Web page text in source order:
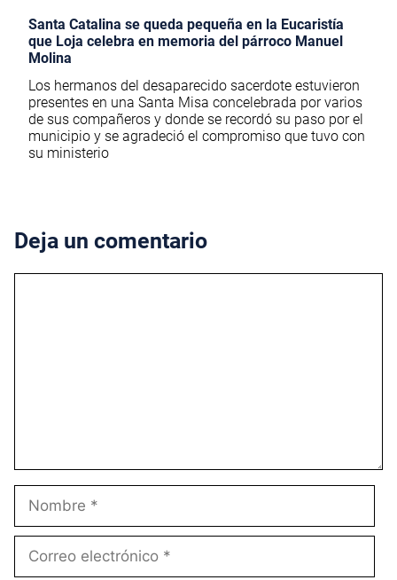
Santa Catalina se queda pequeña en la Eucaristía
que Loja celebra en memoria del párroco Manuel
Molina
Los hermanos del desaparecido sacerdote estuvieron
presentes en una Santa Misa concelebrada por varios
de sus compañeros y donde se recordó su paso por el
municipio y se agradeció el compromiso que tuvo con
su ministerio
Deja un comentario
electrónico